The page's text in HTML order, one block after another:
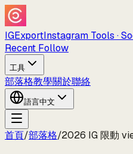
IGExportInstagram Tools ·
Recent Follow
工具
部落格教學關於聯絡
語言中文
首頁/部落格/2026 IG 限動